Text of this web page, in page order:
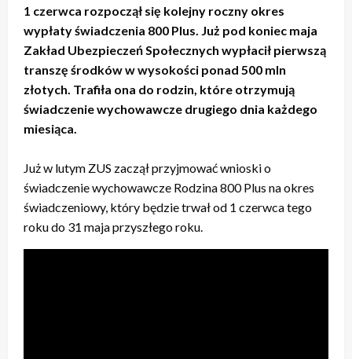
1 czerwca rozpoczął się kolejny roczny okres
wypłaty świadczenia 800 Plus. Już pod koniec maja
Zakład Ubezpieczeń Społecznych wypłacił pierwszą
transzę środków w wysokości ponad 500 mln
złotych. Trafiła ona do rodzin, które otrzymują
świadczenie wychowawcze drugiego dnia każdego
miesiąca.
Już w lutym ZUS zaczął przyjmować wnioski o
świadczenie wychowawcze Rodzina 800 Plus na okres
świadczeniowy, który będzie trwał od 1 czerwca tego
roku do 31 maja przyszłego roku.